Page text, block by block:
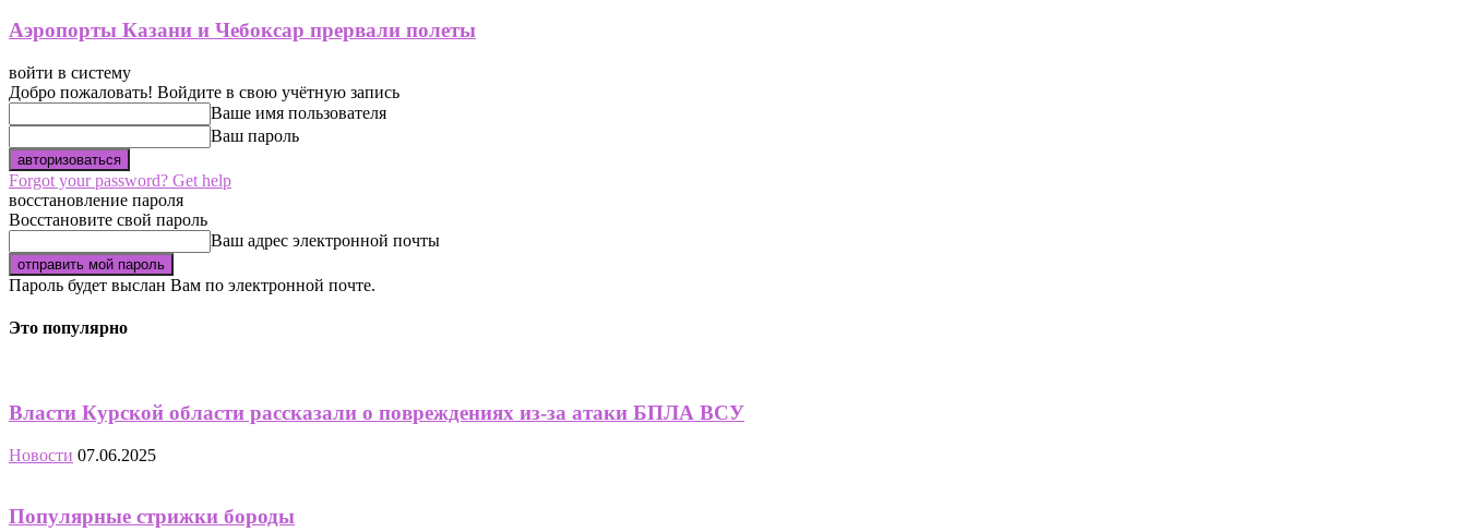
Аэропорты Казани и Чебоксар прервали полеты
войти в систему
Добро пожаловать! Войдите в свою учётную запись
Ваше имя пользователя
Ваш пароль
Forgot your password? Get help
восстановление пароля
Восстановите свой пароль
Ваш адрес электронной почты
Пароль будет выслан Вам по электронной почте.
Это популярно
Власти Курской области рассказали о повреждениях из-за атаки БПЛА ВСУ
Новости 07.06.2025
Популярные стрижки бороды